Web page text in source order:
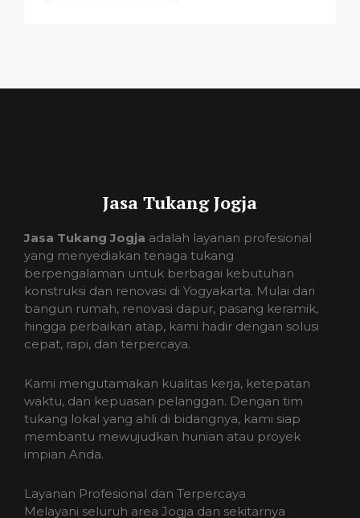
Jasa Tukang Jogja
Jasa Tukang Jogja adalah layanan profesional
yang menyediakan tenaga tukang
berpengalaman untuk berbagai kebutuhan
konstruksi dan renovasi di Yogyakarta. Mulai dari
bangun rumah, renovasi dapur, pasang keramik,
hingga perbaikan atap, kami hadir dengan solusi
cepat, rapi, dan terpercaya.
Kami mengutamakan kualitas kerja, ketepatan
waktu, dan kepuasan pelanggan. Dengan tim
tukang lokal yang ahli di bidangnya, kami siap
membantu mewujudkan hunian atau proyek
impian Anda.
Layanan Profesional dan Terpercaya
Melayani seluruh area Jogja dan sekitarnya